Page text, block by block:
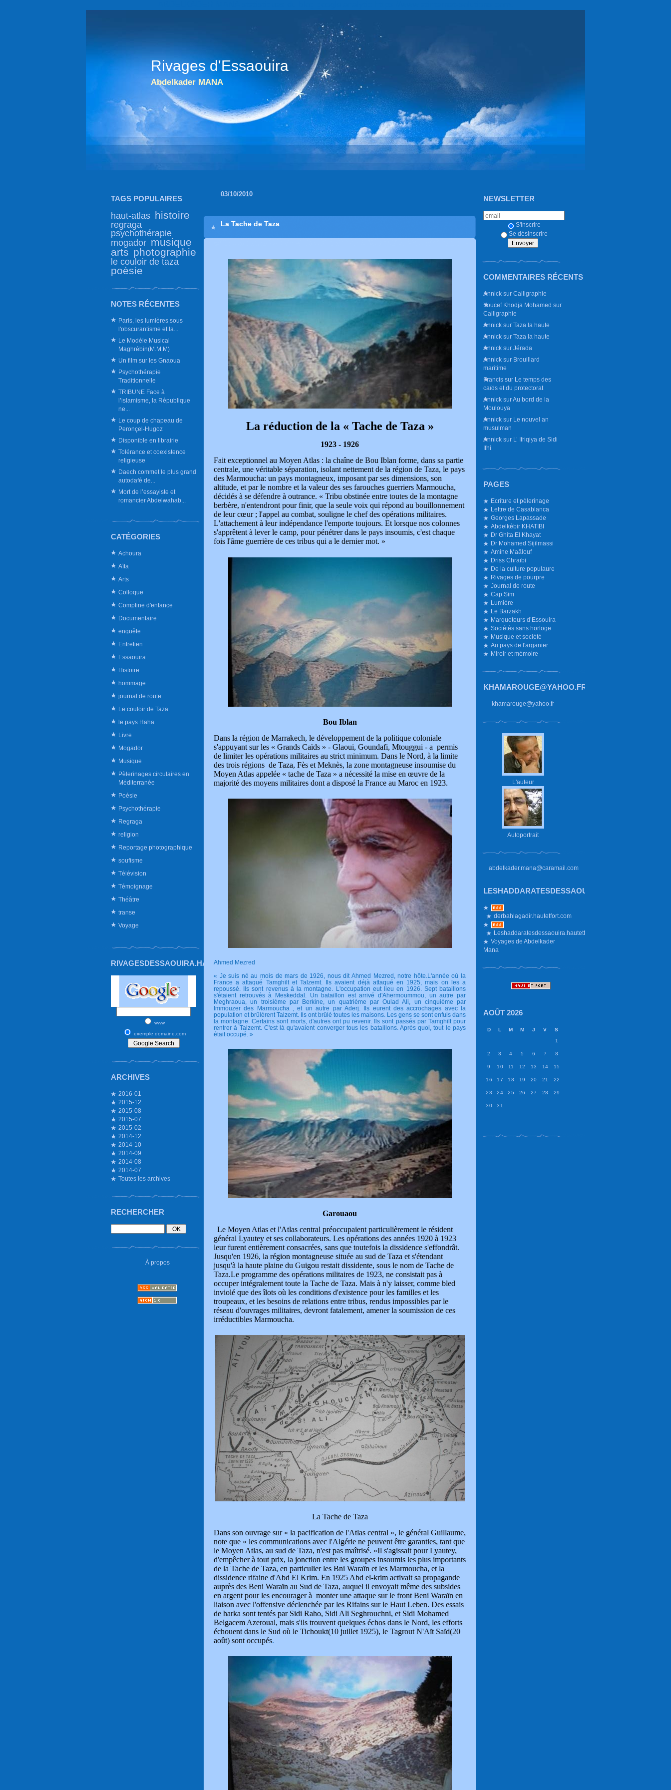
Rivages d'Essaouira
Abdelkader MANA
TAGS POPULAIRES
haut-atlas histoire
regraga
psychothérapie
mogador musique
arts photographie
le couloir de taza
poèsie
NOTES RÉCENTES
Paris, les lumières sous
l'obscurantisme et la...
Le Modèle Musical
Maghrébin(M.M.M)
Un film sur les Gnaoua
Psychothérapie
Traditionnelle
TRIBUNE Face à
l’islamisme, la République
ne...
Le coup de chapeau de
Peronçel-Hugoz
Disponible en librairie
Tolérance et coexistence
religieuse
Daech commet le plus grand
autodafé de...
Mort de l’essayiste et
romancier Abdelwahab...
CATÉGORIES
Achoura
Aïta
Arts
Colloque
Comptine d'enfance
Documentaire
enquête
Entretien
Essaouira
Histoire
hommage
journal de route
Le couloir de Taza
le pays Haha
Livre
Mogador
Musique
Pèlerinages circulaires en
Méditerranée
Poésie
Psychothérapie
Regraga
religion
Reportage photographique
soufisme
Télévision
Témoignage
Théâtre
transe
Voyage
RIVAGESDESSAOUIRA.HAUTETFORT.COM
www
exemple.domaine.com
ARCHIVES
2016-01
2015-12
2015-08
2015-07
2015-02
2014-12
2014-10
2014-09
2014-08
2014-07
Toutes les archives
RECHERCHER
À propos
NEWSLETTER
S'inscrire
Se désinscrire
COMMENTAIRES RÉCENTS
Annick sur Calligraphie
Youcef Khodja Mohamed sur
Calligraphie
Annick sur Taza la haute
Annick sur Taza la haute
Annick sur Jérada
Annick sur Brouillard
maritime
Francis sur Le temps des
caïds et du protectorat
Annick surAu bord de la
Moulouya
Annick sur Le nouvel an
musulman
Annick sur L’ Ifriqiya de Sidi
Ifni
PAGES
Ecriture et pèlerinage
Lettre de Casablanca
Georges Lapassade
Abdelkébir KHATIBI
Dr Ghita El Khayat
Dr Mohamed Sijilmassi
Amine Maâlouf
Driss Chraïbi
De la culture populaure
Rivages de pourpre
Journal de route
Cap Sim
Lumière
Le Barzakh
Marqueteurs d’Essouira
Sociétés sans horloge
Musique et société
Au pays de l'arganier
Miroir et mémoire
KHAMAROUGE@YAHOO.FR
khamarouge@yahoo.fr
L'auteur
Autoportrait
abdelkader.mana@caramail.com
derbahlagadir.hautetfort.com
Leshaddaratesdessaouira.hautetfort.com
Voyages de Abdelkader
Mana
AOÛT 2026
D L M M J V
S
1
2 3 4 5 6 7 8
9 10 11 12 13 14 15
16 17 18 19 20 21 22
23 24 25 26 27 28 29
30 31
03/10/2010
La Tache de Taza
La réduction de la « Tache de Taza »
1923 - 1926
Fait exceptionnel au Moyen Atlas : la chaîne de Bou Iblan forme, dans sa partie
centrale, une véritable séparation, isolant nettement de la région de Taza, le pays
des Marmoucha: un pays montagneux, imposant par ses dimensions, son
altitude, et par le nombre et la valeur des ses farouches guerriers Marmoucha,
décidés à se défendre à outrance. « Tribu obstinée entre toutes de la montagne
berbère, n'entendront pour finir, que la seule voix qui répond au bouillonnement
de leur cœur ; l'appel au combat, souligne le chef des opérations militaires.
L'attachement à leur indépendance l'emporte toujours. Et lorsque nos colonnes
s'apprêtent à lever le camp, pour pénétrer dans le pays insoumis, c'est chaque
fois l'âme guerrière de ces tribus qui a le dernier mot. »
Bou Iblan
Dans la région de Marrakech, le développement de la politique coloniale
s'appuyant sur les « Grands Caïds » - Glaoui, Goundafi, Mtouggui - a permis
de limiter les opérations militaires au strict minimum. Dans le Nord, à la limite
des trois régions de Taza, Fès et Meknès, la zone montagneuse insoumise du
Moyen Atlas appelée « tache de Taza » a nécessité la mise en œuvre de la
majorité des moyens militaires dont a disposé la France au Maroc en 1923.
Ahmed Mezred
« Je suis né au mois de mars de 1926, nous dit Ahmed Mezred, notre hôte.L'année où la
France a attaqué Tamghilt et Talzemt. Ils avaient déjà attaqué en 1925, mais on les a
repoussé. Ils sont revenus à la montagne. L'occupation eut lieu en 1926. Sept bataillons
s'étaient retrouvés à Meskeddal. Un bataillon est arrivé d'Ahermoummou, un autre par
Meghraoua, un troisième par Berkine, un quatrième par Oulad Ali, un cinquième par
Immouzer des Marmoucha , et un autre par Aderj. Ils eurent des accrochages avec la
population et brûlèrent Talzemt. Ils ont brûlé toutes les maisons. Les gens se sont enfuis dans
la montagne. Certains sont morts, d'autres ont pu revenir. Ils sont passés par Tamghilt pour
rentrer à Talzemt. C'est là qu'avaient converger tous les bataillons. Après quoi, tout le pays
était occupé. »
Garouaou
Le Moyen Atlas et l'Atlas central préoccupaient particulièrement le résident
général Lyautey et ses collaborateurs. Les opérations des années 1920 à 1923
leur furent entièrement consacrées, sans que toutefois la dissidence s'effondrât.
Jusqu'en 1926, la région montagneuse située au sud de Taza et s'étendant
jusqu'à la haute plaine du Guigou restait dissidente, sous le nom de Tache de
Taza.Le programme des opérations militaires de 1923, ne consistait pas à
occuper intégralement toute la Tache de Taza. Mais à n'y laisser, comme bled
inviolé que des îlots où les conditions d'existence pour les familles et les
troupeaux, et les besoins de relations entre tribus, rendus impossibles par le
réseau d'ouvrages militaires, devront fatalement, amener la soumission de ces
irréductibles Marmoucha.
La Tache de Taza
Dans son ouvrage sur « la pacification de l'Atlas central », le général Guillaume,
note que « les communications avec l'Algérie ne peuvent être garanties, tant que
le Moyen Atlas, au sud de Taza, n'est pas maîtrisé. »Il s'agissait pour Lyautey,
d'empêcher à tout prix, la jonction entre les groupes insoumis les plus importants
de la Tache de Taza, en particulier les Bni Waraïn et les Marmoucha, et la
dissidence rifaine d'Abd El Krim. En 1925 Abd el-krim activait sa propagande
auprès des Beni Waraïn au Sud de Taza, auquel il envoyait même des subsides
en argent pour les encourager à monter une attaque sur le front Beni Waraïn en
liaison avec l'offensive déclenchée par les Rifains sur le Haut Leben. Des essais
de harka sont tentés par Sidi Raho, Sidi Ali Seghrouchni, et Sidi Mohamed
Belgacem Azeroual, mais s'ils trouvent quelques échos dans le Nord, les efforts
échouent dans le Sud où le Tichoukt(10 juillet 1925), le Tagrout N'Aït Saïd(20
août) sont occupés.